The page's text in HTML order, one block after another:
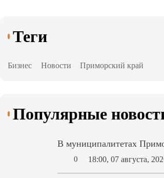
Теги
Бизнес Новости Приморский край
Популярные
В муниципалитетах
0 18:00, 07 августа,